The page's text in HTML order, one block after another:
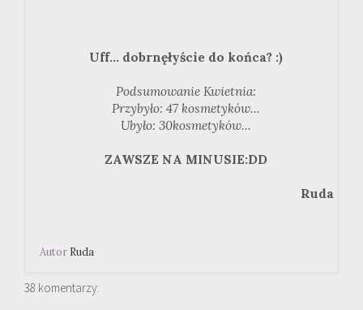
Uff... dobrnęłyście do końca? :)
Podsumowanie Kwietnia:
Przybyło: 47 kosmetyków...
Ubyło: 30kosmetyków...
ZAWSZE NA MINUSIE:DD
Ruda
Autor Ruda
38 komentarzy: